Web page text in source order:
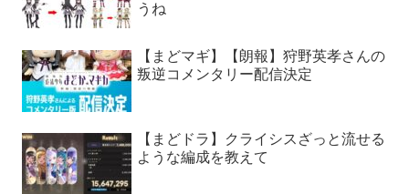
うね
【まどマギ】【朗報】狩野英孝さんの
叛逆コメンタリー配信決定
【まどドラ】クライシスざっと流せる
ような編成を教えて